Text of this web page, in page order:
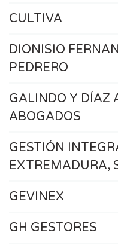
CULTIVA
DIONISIO
PEDRERO
GALINDO Y DÍAZ
ABOGADOS
GESTIÓN
EXTREMADURA,
GEVINEX
GH GESTORES